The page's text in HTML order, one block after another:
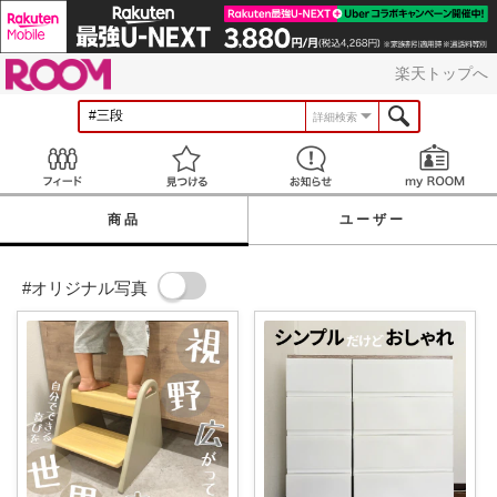
楽天トップへ
詳細検索
見つける お知らせ
商品 ユーザー
#オリジナル写真